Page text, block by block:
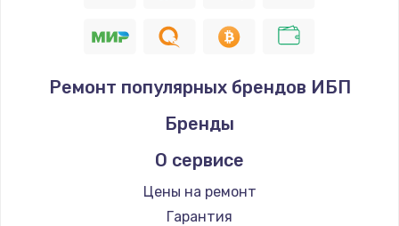
Ремонт популярных брендов ИБП
Бренды
О сервисе
Цены на ремонт
Гарантия